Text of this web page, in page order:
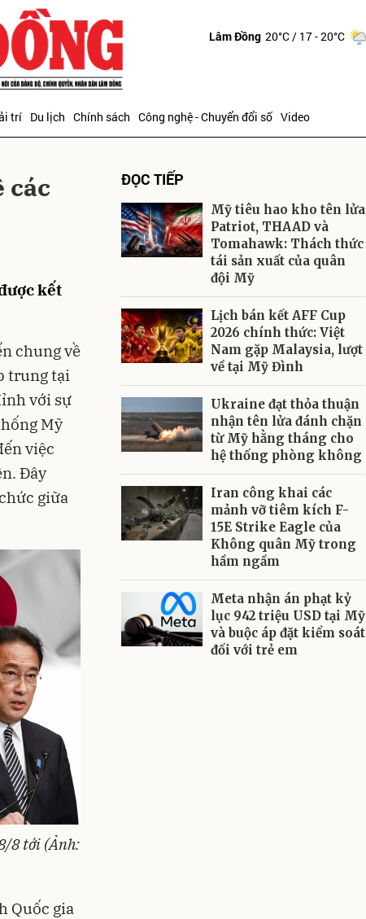
Lâm Đồng 20°C/ 17 - 20°C
trí Du lịch Chính sách Công nghệ - Chuyển đổi số Video
các
kết
chung về
trung tại
với sự
Mỹ
việc
Đây
giữa
8 tới (Ảnh:
Quốc gia
ĐỌC TIẾP
Mỹ tiêu hao kho tên lửa
Patriot, THAAD và
Tomahawk: Thách thức
tái sản xuất của quân
đội Mỹ
Lịch bán kết AFF Cup
2026 chính thức: Việt
Nam gặp Malaysia, lượt
về tại Mỹ Đình
Ukraine đạt thỏa thuận
nhận tên lửa đánh chặn
từ Mỹ hằng tháng cho
hệ thống phòng không
Iran công khai các
mảnh vỡ tiêm kích F-
15E Strike Eagle của
Không quân Mỹ trong
hầm ngầm
Meta nhận án phạt kỷ
lục 942 triệu USD tại Mỹ
và buộc áp đặt kiểm soát
đối với trẻ em